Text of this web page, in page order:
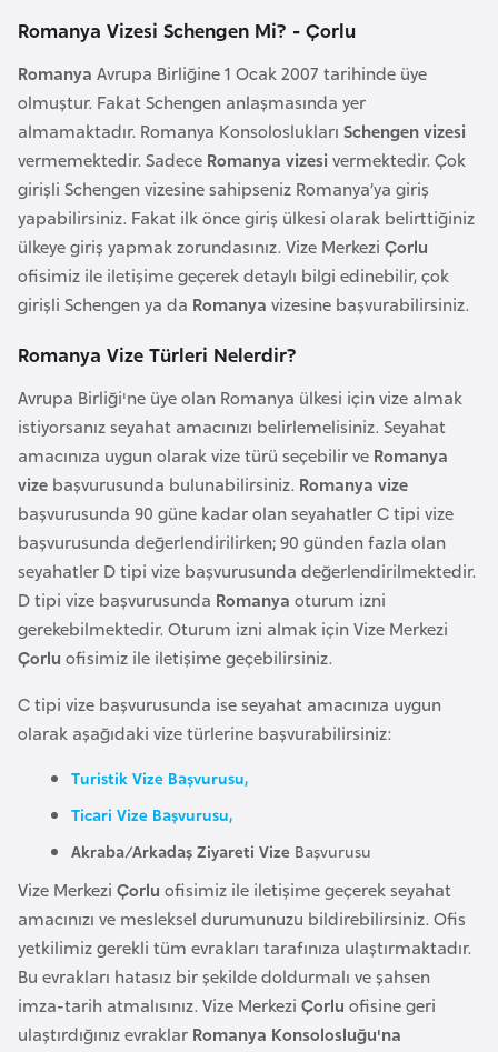
Romanya Vizesi Schengen Mi? - Çorlu
Romanya Avrupa Birliğine 1 Ocak 2007 tarihinde üye
olmuştur. Fakat Schengen anlaşmasında yer
almamaktadır. Romanya Konsoloslukları Schengen vizesi
vermemektedir. Sadece Romanya vizesi vermektedir. Çok
girişli Schengen vizesine sahipseniz Romanya’ya giriş
yapabilirsiniz. Fakat ilk önce giriş ülkesi olarak belirttiğiniz
ülkeye giriş yapmak zorundasınız. Vize Merkezi Çorlu
ofisimiz ile iletişime geçerek detaylı bilgi edinebilir, çok
girişli Schengen ya da Romanya vizesine başvurabilirsiniz.
Romanya Vize Türleri Nelerdir?
Avrupa Birliği'ne üye olan Romanya ülkesi için vize almak
istiyorsanız seyahat amacınızı belirlemelisiniz. Seyahat
amacınıza uygun olarak vize türü seçebilir ve Romanya
vize başvurusunda bulunabilirsiniz. Romanya vize
başvurusunda 90 güne kadar olan seyahatler C tipi vize
başvurusunda değerlendirilirken; 90 günden fazla olan
seyahatler D tipi vize başvurusunda değerlendirilmektedir.
D tipi vize başvurusunda Romanya oturum izni
gerekebilmektedir. Oturum izni almak için Vize Merkezi
Çorlu ofisimiz ile iletişime geçebilirsiniz.
C tipi vize başvurusunda ise seyahat amacınıza uygun
olarak aşağıdaki vize türlerine başvurabilirsiniz:
Turistik Vize Başvurusu,
Ticari Vize Başvurusu,
Akraba/Arkadaş Ziyareti Vize Başvurusu
Vize Merkezi Çorlu ofisimiz ile iletişime geçerek seyahat
amacınızı ve mesleksel durumunuzu bildirebilirsiniz. Ofis
yetkilimiz gerekli tüm evrakları tarafınıza ulaştırmaktadır.
Bu evrakları hatasız bir şekilde doldurmalı ve şahsen
imza-tarih atmalısınız. Vize Merkezi Çorlu ofisine geri
ulaştırdığınız evraklar Romanya Konsolosluğu'na
n
B
o
s
n
a
H
r
s
e
k
B
u
l
g
a
r
s
t
u
r
k
n
a